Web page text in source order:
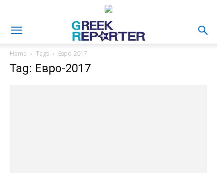
Home Tags Евро-2017
Tag: Евро-2017